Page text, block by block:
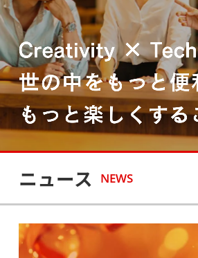
ニュース NEWS